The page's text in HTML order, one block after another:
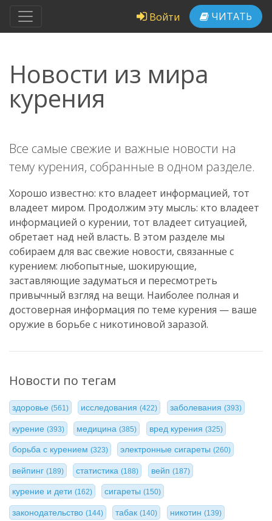
Войти ЧИТАТЬ
Новости из мира
курения
Все самые свежие и важные новости на
тему курения, собранные в одном разделе.
Хорошо известно: кто владеет информацией, тот
владеет миром. Продолжим эту мысль: кто владеет
информацией о курении, тот владеет ситуацией,
обретает над ней власть. В этом разделе мы
собираем для вас свежие новости, связанные с
курением: любопытные, шокирующие,
заставляющие задуматься и пересмотреть
привычный взгляд на вещи. Наиболее полная и
достоверная информация по теме курения — ваше
оружие в борьбе с никотиновой заразой.
Новости по тегам
здоровье (561) исследования(422) заболевания (393)
курение (393) медицина(385) вред курения (325)
борьба с курением (323) электронные сигареты(260)
вейпинг (189) статистика(188) вейп (187)
курение и дети (162) сигареты(150)
законодательство (144) табак(140) никотин (139)